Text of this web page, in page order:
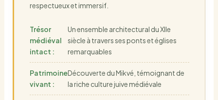
respectueux et immersif.
Trésor
médiéval
intact :
Un ensemble architectural du XIIe
siècle à travers ses ponts et églises
remarquables
Patrimoine
vivant :
Découverte du Mikvé, témoignant de
la riche culture juive médiévale